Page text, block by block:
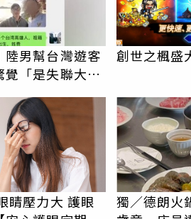
陸男幫台灣遊客
「是失聯大
創世之楓盛
睛壓力大 護眼
獨／德朗火